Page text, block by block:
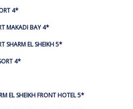
4*
MAKADI BAY 4*
SHARM EL SHEIKH 5*
4*
EL SHEIKH FRONT HOTEL 5*